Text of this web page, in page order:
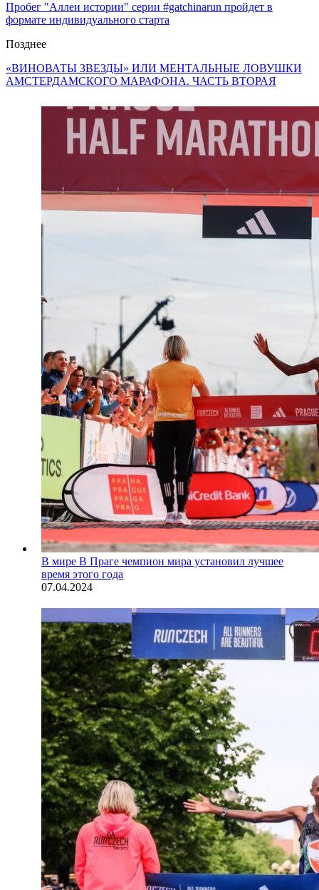
Пробег "Аллеи истории" серии #gatchinarun пройдет в
формате индивидуального старта
Позднее
«ВИНОВАТЫ ЗВЕЗДЫ» ИЛИ МЕНТАЛЬНЫЕ ЛОВУШКИ
АМСТЕРДАМСКОГО МАРАФОНА. ЧАСТЬ ВТОРАЯ
В мире В Праге чемпион мира установил лучшее
время этого года
07.04.2024